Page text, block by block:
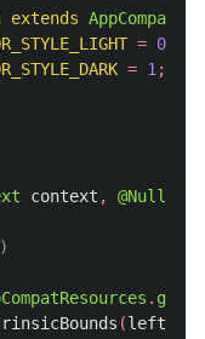
extends
= 0
= 1;
context , @Nullable
.
(